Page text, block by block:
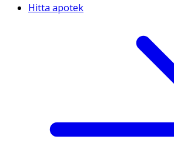
Hitta apotek